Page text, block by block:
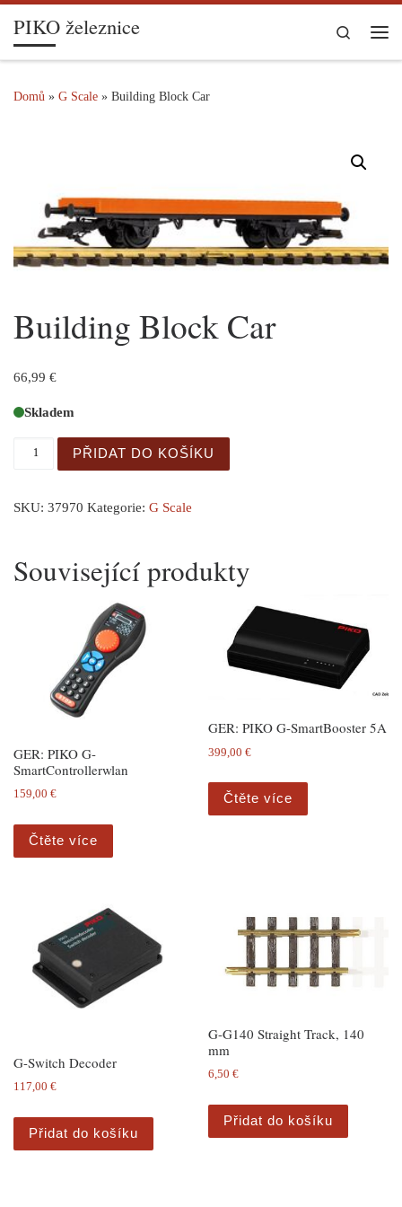
Skip to content
PIKO železnice
Search
Domů » G Scale » Building Block Car
Building Block Car
66,99 €
Skladem
Building Block Car množství
PŘIDAT DO KOŠÍKU
SKU: 37970 Kategorie: G Scale
Související produkty
GER: PIKO G-
SmartControllerwlan
159,00 €
Čtěte více
GER: PIKO G-SmartBooster 5A
399,00€
Čtěte více
G-Switch Decoder
117,00 €
Přidat do košíku
G-G140 Straight Track, 140
mm
6,50€
Přidat do košíku